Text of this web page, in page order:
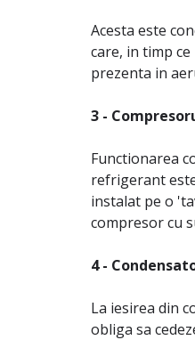
Acesta este
care, in timp
prezenta in
3 -
Functionarea
refrigerant
instalat pe o
compresor cu
4 -
La iesirea din
obliga sa